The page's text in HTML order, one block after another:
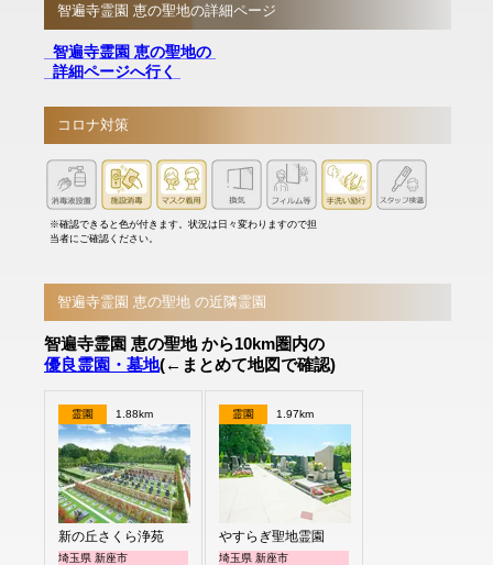
智遍寺霊園 恵の聖地の詳細ページ
智遍寺霊園 恵の聖地の
詳細ページへ行く
コロナ対策
※確認できると色が付きます。状況は日々変わりますので担
当者にご確認ください。
智遍寺霊園 恵の聖地 の近隣霊園
智遍寺霊園 恵の聖地 から10km圏内の
優良霊園・墓地(←まとめて地図で確認)
霊園 1.88km
新の丘さくら浄苑
埼玉県 新座市
霊園 1.97km
やすらぎ聖地霊園
埼玉県 新座市